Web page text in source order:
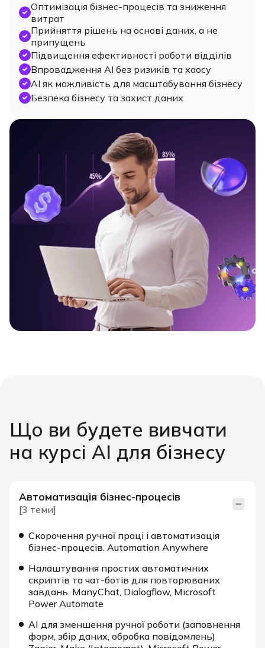
Оптимізація бізнес-процесів та зниження
витрат
Прийняття рішень на основі даних, а не
припущень
Підвищення ефективності роботи відділів
Впровадження AI без ризиків та хаосу
AI як можливість для масштабування бізнесу
Безпека бізнесу та захист даних
Що ви будете вивчати
на курсі AI для бізнесу
Автоматизація бізнес-процесів
[3 теми]
Скорочення ручної праці і автоматизація
бізнес-процесів. Automation Anywhere
Налаштування простих автоматичних
скриптів та чат-ботів для повторюваних
завдань. ManyChat, Dialogflow, Microsoft
Power Automate
АІ для зменшення ручної роботи (заповнення
форм, збір даних, обробка повідомлень)